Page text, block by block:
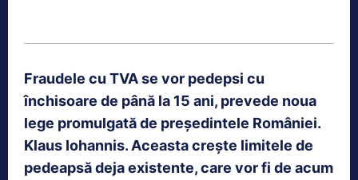
Fraudele cu TVA se vor pedepsi cu
închisoare de până la 15 ani, prevede noua
lege promulgată de președintele României.
Klaus Iohannis. Aceasta crește limitele de
pedeapsă deja existente, care vor fi de acum